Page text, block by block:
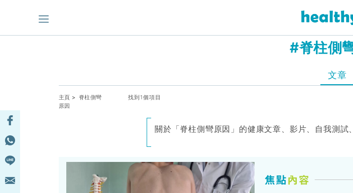
#脊柱側
文章
主頁 > 脊柱側彎
原因
找到1個項目
關於「脊柱側彎原因」的健康文章、影片、自我測試